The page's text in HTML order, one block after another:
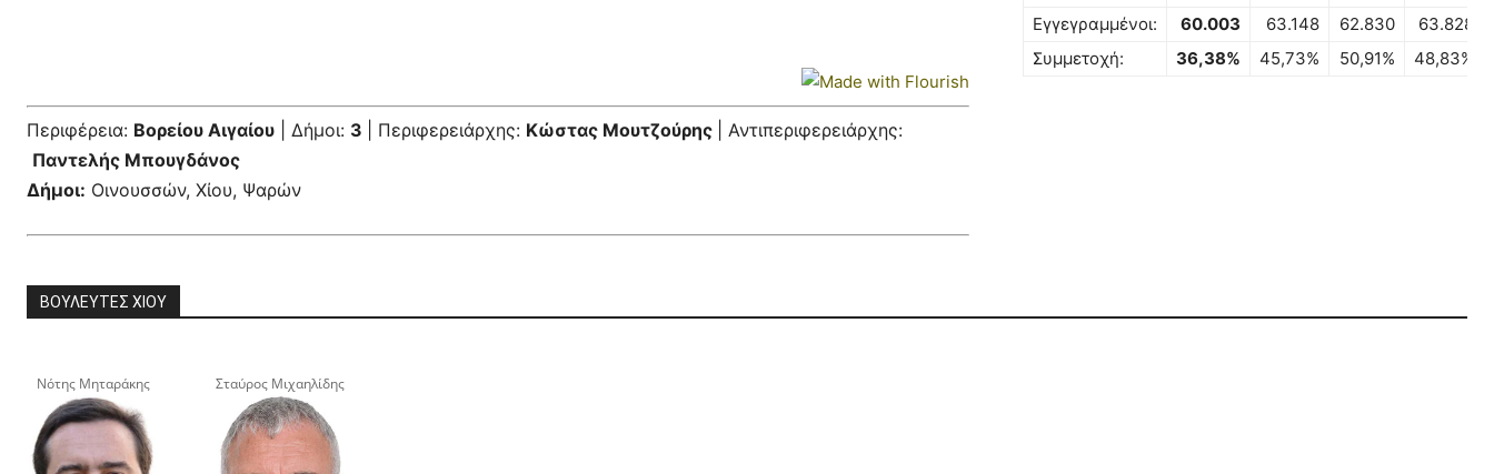
Περιφέρεια: Βορείου Αιγαίου | Δήμοι: 3 | Περιφερειάρχης: Κώστας Μουτζούρης
| Αντιπεριφερειάρχης:
Παντελής Μπουγδάνος
Δήμοι: Οινουσσών, Χίου, Ψαρών
Εγγεγραμμένοι: 60.003 63.148 62.830
63.828
Συμμετοχή:
36,38% 45,73% 50,91% 48,83%
ΒΟΥΛΕΥΤΕΣ ΧΙΟΥ
Νότης Μηταράκης Σταύρος Μιχαηλίδης